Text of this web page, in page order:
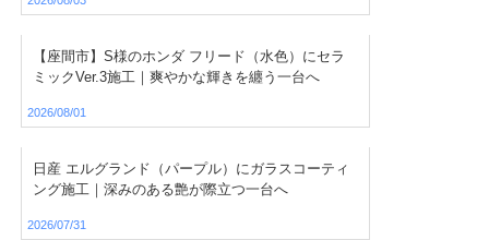
【座間市】S様のホンダ フリード（水色）にセラ
ミックVer.3施工｜爽やかな輝きを纏う一台へ
2026/08/01
日産 エルグランド（パープル）にガラスコーティ
ング施工｜深みのある艶が際立つ一台へ
2026/07/31